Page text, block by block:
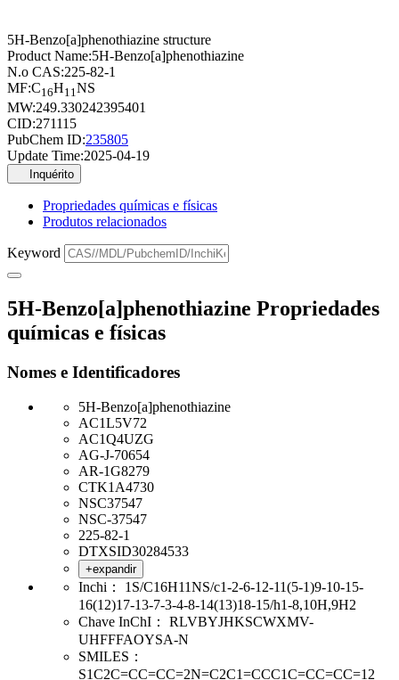
5H-Benzo[a]phenothiazine structure
Product Name:5H-Benzo[a]phenothiazine
N.o CAS:225-82-1
MF:C16H11NS
MW:249.330242395401
CID:271115
PubChem ID:235805
Update Time:2025-04-19
Inquérito
Propriedades químicas e físicas
Produtos relacionados
Keyword
5H-Benzo[a]phenothiazine Propriedades
químicas e físicas
Nomes e Identificadores
5H-Benzo[a]phenothiazine
AC1L5V72
AC1Q4UZG
AG-J-70654
AR-1G8279
CTK1A4730
NSC37547
NSC-37547
225-82-1
DTXSID30284533
+expandir
Inchi：
1S/C16H11NS/c1-2-6-12-11(5-1)9-10-15-
16(12)17-13-7-3-4-8-14(13)18-15/h1-8,10H,9H2
Chave InChI：
RLVBYJHKSCWXMV-
UHFFFAOYSA-N
SMILES：
S1C2C=CC=CC=2N=C2C1=CCC1C=CC=CC=12